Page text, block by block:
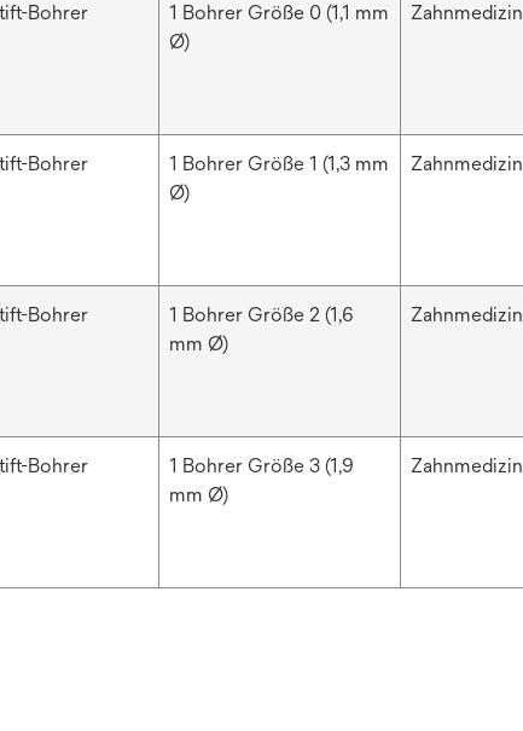
Bohrer
1 Bohrer Größe 0 (1,1 mm
Ø)
Zahnmedizin
Bohrer
1 Bohrer Größe 1 (1,3 mm
Ø)
Zahnmedizin
Bohrer
1 Bohrer Größe 2 (1,6
mm Ø)
Zahnmedizin
Bohrer
1 Bohrer Größe 3 (1,9
mm Ø)
Zahnmedizin